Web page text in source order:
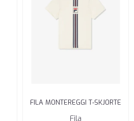
FILA MONTEREGGI T-SKJORTE
WHITE
Fila